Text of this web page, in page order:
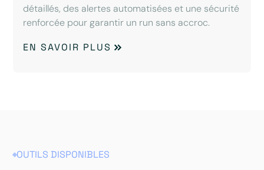
détaillés, des alertes automatisées et une sécurité
renforcée pour garantir un run sans accroc.
EN SAVOIR PLUS
OUTILS DISPONIBLES